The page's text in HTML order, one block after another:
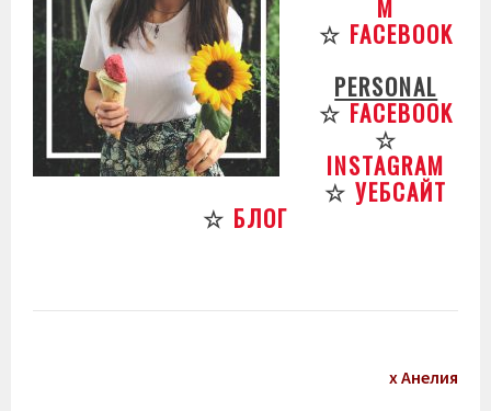
M
☆ FACEBOOK
PERSONAL
☆FACEBOOK
☆
INSTAGRAM
☆УЕБСАЙТ
☆ БЛОГ
х Анелия